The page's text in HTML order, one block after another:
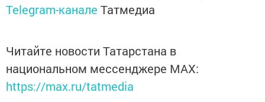
Telegram-канале Татмедиа
Читайте новости Татарстана в
национальном мессенджере MАХ:
https://max.ru/tatmedia